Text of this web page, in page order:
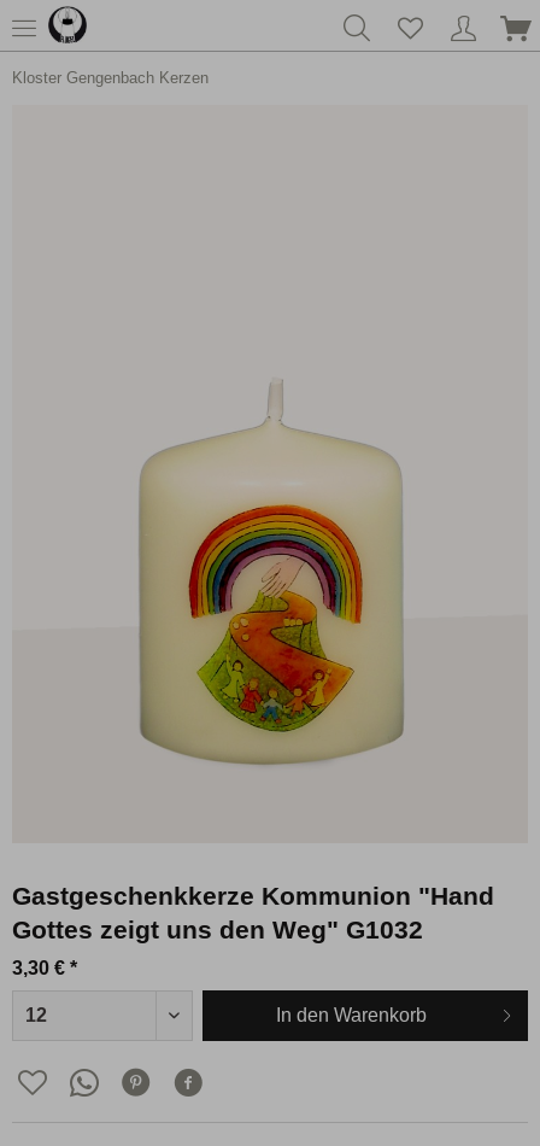
Kloster Gengenbach Kerzen
Gastgeschenkkerze Kommunion "Hand
Gottes zeigt uns den Weg" G1032
3,30 € *
In den Warenkorb